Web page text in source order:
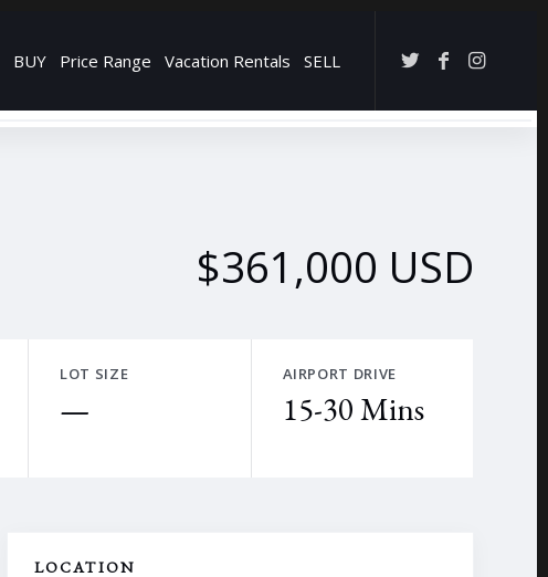
BUY Price Range Vacation Rentals SELL
→
$361,000 USD
LOT SIZE
—
AIRPORT DRIVE
15-30 Mins
LOCATION